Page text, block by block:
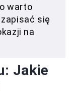
warto
się
na
Jakie